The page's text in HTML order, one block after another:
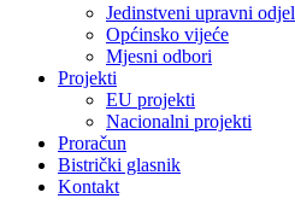
Jedinstveni upravni odjel
Općinsko vijeće
Mjesni odbori
Projekti
EU projekti
Nacionalni projekti
Proračun
Bistrički glasnik
Kontakt